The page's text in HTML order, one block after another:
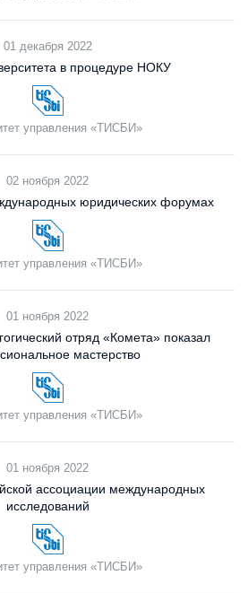
01 декабря 2022
в процедуре НОКУ
управления «ТИСБИ»
02 ноября 2022
юридических форумах
управления «ТИСБИ»
01 ноября 2022
отряд «Комета» показал
мастерство
управления «ТИСБИ»
01 ноября 2022
ассоциации международных
исследований
управления «ТИСБИ»